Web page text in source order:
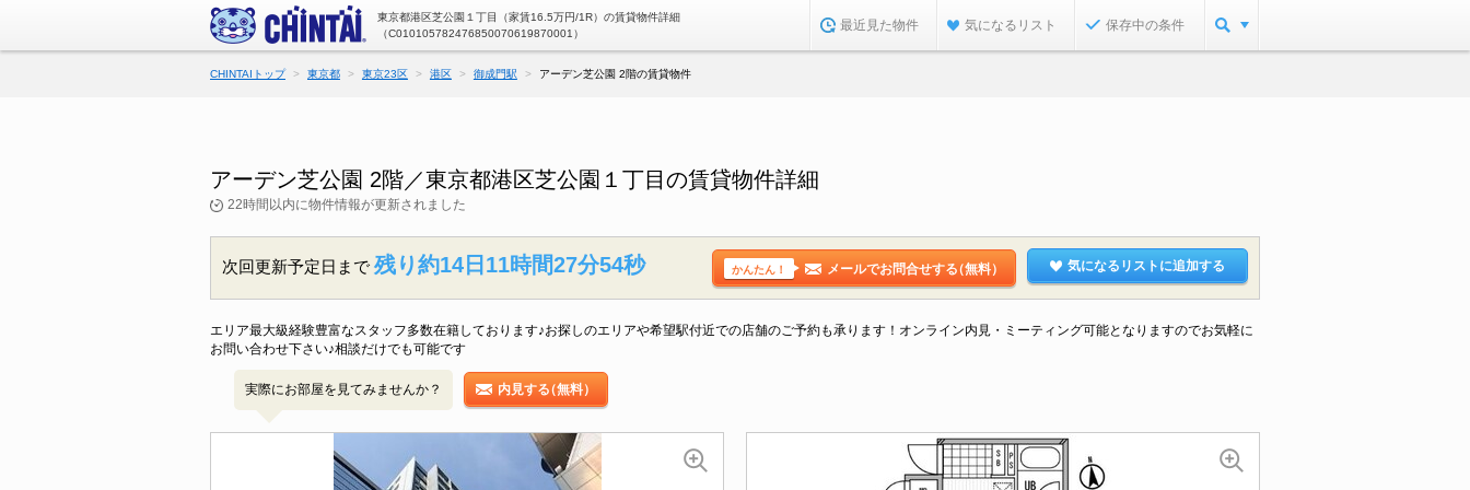
東京都港区芝公園１丁目（家賃16.5万円/1R）の賃貸物件詳細
（C010105782476850070619870001）
最近見た物件 気になるリスト 保存中の条件
CHINTAIトップ 東京都 東京23区 港区 御成門駅 アーデン芝公園 2階の賃貸物件
アーデン芝公園 2階／東京都港区芝公園１丁目の賃貸物件詳細
22時間以内に物件情報が更新されました
次回更新予定日まで 残り約14日11時間27分53秒 かんたん！ メールでお問合せする（無料） 気になるリストに追加する
エリア最大級経験豊富なスタッフ多数在籍しております♪お探しのエリアや希望駅付近での店舗のご予約も承ります！オンライン内見・ミーティング可能となりますのでお気軽に
お問い合わせ下さい♪相談だけでも可能です
実際にお部屋を見てみませんか？ 内見する（無料）